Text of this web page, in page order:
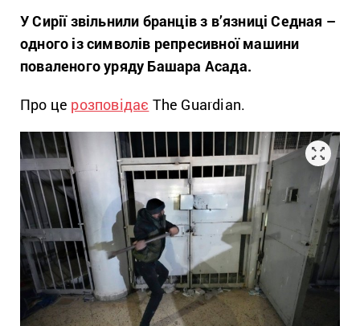
У Сирії звільнили бранців з в’язниці Седная –
одного із символів репресивної машини
поваленого уряду Башара Асада.
Про це розповідає The Guardian.